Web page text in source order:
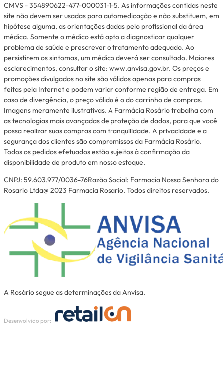
CMVS - 354890622-477-000031-1-5. As informações contidas neste
site não devem ser usadas para automedicação e não substituem, em
hipótese alguma, as orientações dadas pelo profissional da área
médica. Somente o médico está apto a diagnosticar qualquer
problema de saúde e prescrever o tratamento adequado. Ao
persistirem os sintomas, um médico deverá ser consultado. Maiores
esclarecimentos, consultar o site: www.anvisa.gov.br. Os preços e
promoções divulgados no site são válidos apenas para compras
feitas pela Internet e podem variar conforme região de entrega. Em
caso de divergência, o preço válido é o do carrinho de compras.
Imagens meramente ilustrativas. A Farmácia Rosário trabalha com
as tecnologias mais avançadas de proteção de dados, para que você
possa realizar suas compras com tranquilidade. A privacidade e a
segurança dos clientes são compromissos da Farmácia Rosário.
Todos os pedidos efetuados estão sujeitos à confirmação da
disponibilidade de produto em nosso estoque.
CNPJ: 59.603.977/0036-76Razão Social: Farmacia Nossa Senhora do
Rosario Ltda@ 2023 Farmacia Rosario. Todos direitos reservados.
A Rosário segue as determinações da Anvisa.
Desenvolvido por: